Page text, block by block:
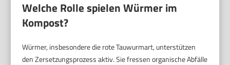
Welche Rolle spielen Würmer im
Kompost?
Würmer, insbesondere die rote Tauwurmart, unterstützen
den Zersetzungsprozess aktiv. Sie fressen organische Abfälle